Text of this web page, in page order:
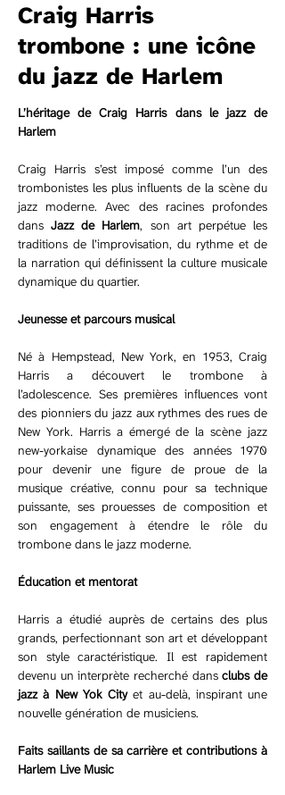
Craig Harris
trombone : une icône
du jazz de Harlem
L’héritage de Craig Harris dans le jazz de
Harlem
Craig Harris s’est imposé comme l’un des
trombonistes les plus influents de la scène du
jazz moderne. Avec des racines profondes
dans Jazz de Harlem, son art perpétue les
traditions de l’improvisation, du rythme et de
la narration qui définissent la culture musicale
dynamique du quartier.
Jeunesse et parcours musical
Né à Hempstead, New York, en 1953, Craig
Harris a découvert le trombone à
l’adolescence. Ses premières influences vont
des pionniers du jazz aux rythmes des rues de
New York. Harris a émergé de la scène jazz
new-yorkaise dynamique des années 1970
pour devenir une figure de proue de la
musique créative, connu pour sa technique
puissante, ses prouesses de composition et
son engagement à étendre le rôle du
trombone dans le jazz moderne.
Éducation et mentorat
Harris a étudié auprès de certains des plus
grands, perfectionnant son art et développant
son style caractéristique. Il est rapidement
devenu un interprète recherché dans clubs de
jazz à New Yok City et au-delà, inspirant une
nouvelle génération de musiciens.
Faits saillants de sa carrière et contributions à
Harlem Live Music